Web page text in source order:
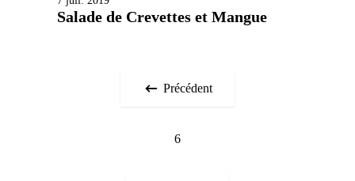
Salade de Crevettes et Mangue
Précédent
6